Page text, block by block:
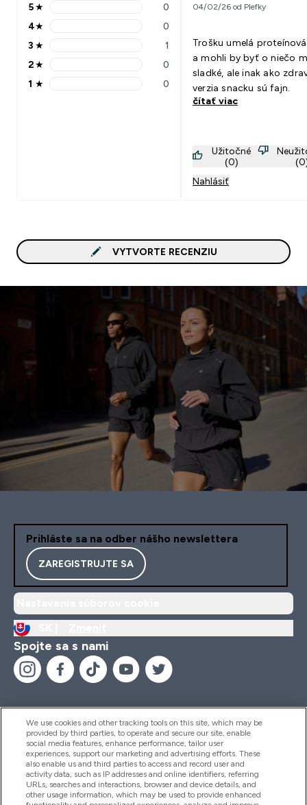
5 stars rating 0 reviews
5★ 0
4 stars rating 0 reviews
4★ 0
3 stars rating 1 reviews
3 ★ 1
2 stars rating 0 reviews
2★ 0
1 stars rating 0 reviews
1 ★ 0
04/02/26 od Plefky
Trošku umelá
a mohli by byť o niečo
sladké, ale inak ako
verzia snacku sú fajn.
čítať viac
Užitočné
(0)
Nahlásiť
VYTVORTE RECENZIU
Prihláste sa na odber nášho newslettera
ZAREGISTRUJTE SA
Spojte sa s nami
Pomoc & Informácie
Produkty
We use cookies and other tracking tools on this site, which may be
provided by third parties, to operate and secure our site, enable
social media features, enhance performance, tailor user
experiences, support our marketing and advertising efforts. These
also enable us and third parties to access and record user and
activity data, such as IP addresses and online identifiers, referring
URLs, searches and interactions, browser and device details, and
other usage information, which may be used to provide enhanced